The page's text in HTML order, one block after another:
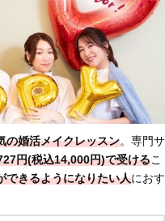
の婚活メイクレッスン。専門サ
円(税込14,000円)で受けるこ
できるようになりたい人におす